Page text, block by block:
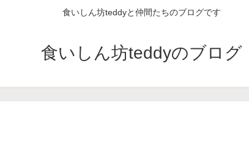
食いしん坊teddyと仲間たちのブログです
食いしん坊teddyのブログ